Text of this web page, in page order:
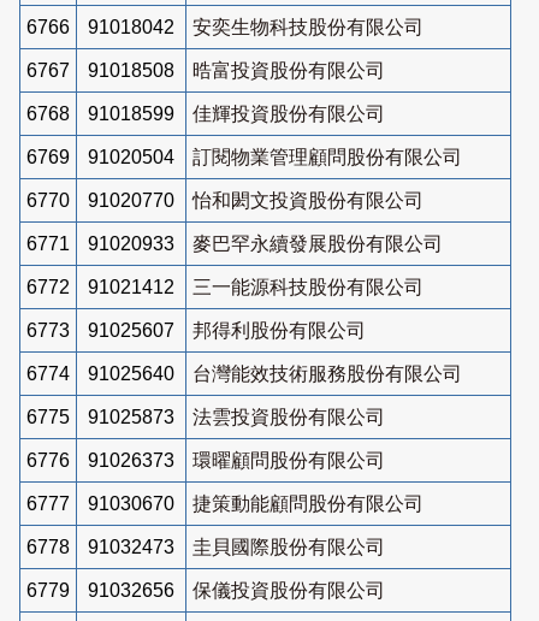
6766 91018042 安奕生物科技股份有限公司
6767 91018508 晧富投資股份有限公司
6768 91018599 佳輝投資股份有限公司
6769 91020504 訂閱物業管理顧問股份有限公司
6770 91020770 怡和閎文投資股份有限公司
6771 91020933 麥巴罕永續發展股份有限公司
6772 91021412 三一能源科技股份有限公司
6773 91025607 邦得利股份有限公司
6774 91025640 台灣能效技術服務股份有限公司
6775 91025873 法雲投資股份有限公司
6776 91026373 環曜顧問股份有限公司
6777 91030670 捷策動能顧問股份有限公司
6778 91032473 圭貝國際股份有限公司
6779 91032656 保儀投資股份有限公司